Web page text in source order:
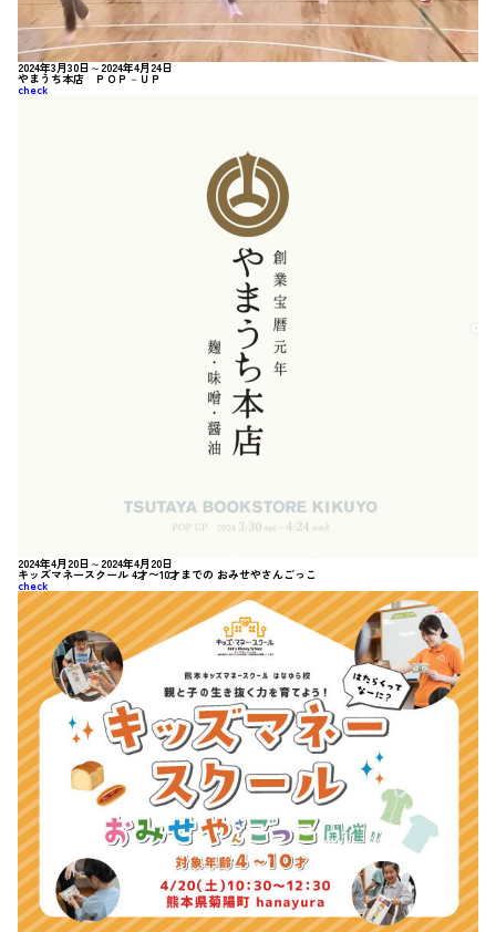
2024年3月30日～2024年4月24日
やまうち本店 ＰＯＰ－ＵＰ
check
2024年4月20日～2024年4月20日
キッズマネースクール 4才〜10才までの おみせやさんごっこ
check